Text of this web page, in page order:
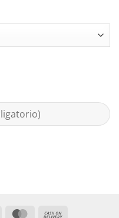
MasterCard